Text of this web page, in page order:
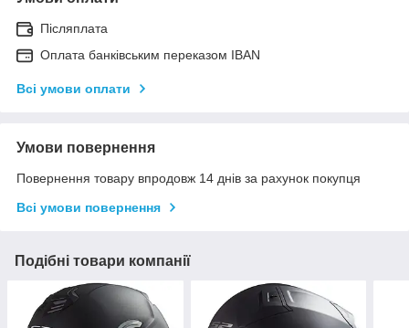
Післяплата
Оплата банківським переказом IBAN
Всі умови оплати
Умови повернення
Повернення товару впродовж 14 днів за рахунок покупця
Всі умови повернення
Подібні товари компанії